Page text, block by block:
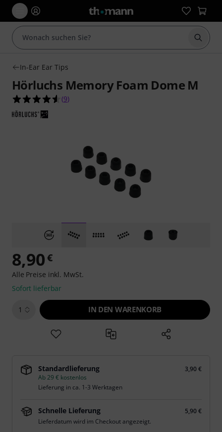
Suche
In-Ear Ear Tips
Hörluchs Memory Foam Dome M
4.6 von 5 Sternen aus 9 Kundenbewertungen
(9)
8,90€
Alle Preise inkl. MwSt.
Sofort lieferbar
1 IN DEN WARENKORB
Standardlieferung
3,90 €
Ab 29 € kostenlos
Lieferung in ca. 1-3 Werktagen
Schnelle Lieferung
5,90 €
Lieferdatum wird im Checkout angezeigt.